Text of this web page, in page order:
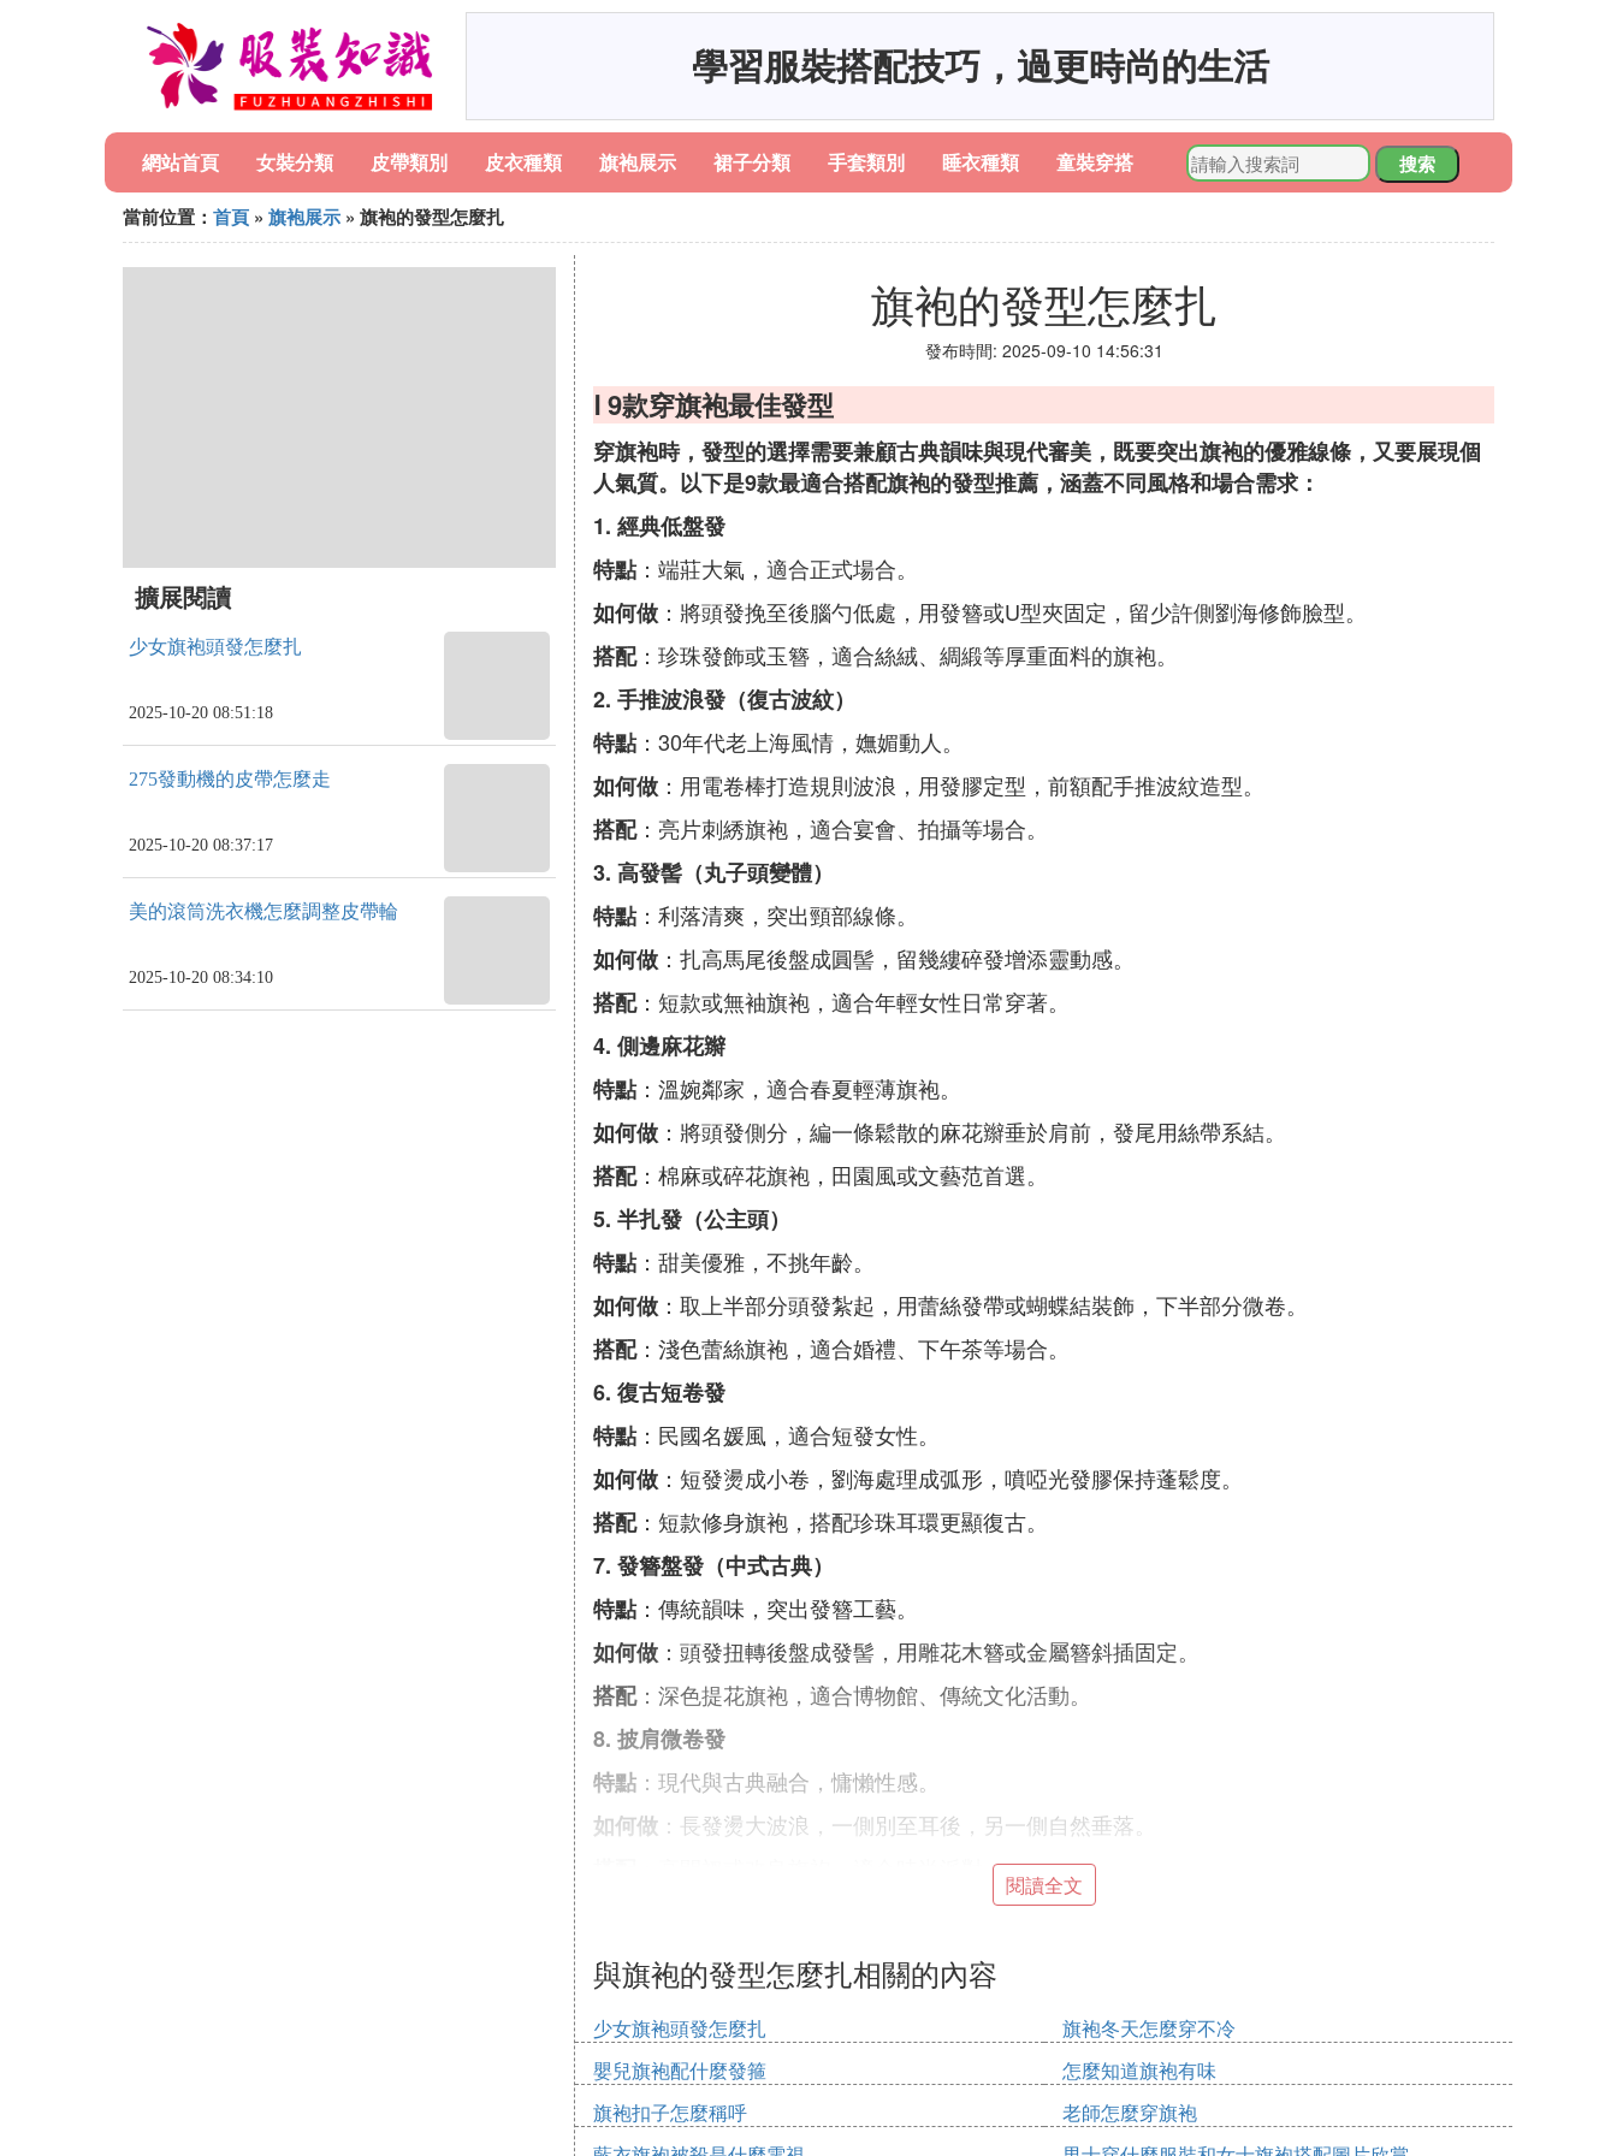
學習服裝搭配技巧，過更時尚的生活
網站首頁 女裝分類 皮帶類別 皮衣種類 旗袍展示 裙子分類 手套類別 睡衣種類 童裝穿搭
搜索
當前位置： 首頁 » 旗袍展示 » 旗袍的發型怎麼扎
擴展閱讀
少女旗袍頭發怎麼扎
2025-10-20 08:51:18
275發動機的皮帶怎麼走
2025-10-20 08:37:17
美的滾筒洗衣機怎麼調整皮帶輪
2025-10-20 08:34:10
旗袍的發型怎麼扎
發布時間: 2025-09-10 14:56:31
Ⅰ 9款穿旗袍最佳發型
穿旗袍時，發型的選擇需要兼顧古典韻味與現代審美，既要突出旗袍的優雅線條，又要展現個
人氣質。以下是9款最適合搭配旗袍的發型推薦，涵蓋不同風格和場合需求：
1. 經典低盤發
特點：端莊大氣，適合正式場合。
如何做 ：將頭發挽至後腦勺低處，用發簪或U型夾固定，留少許側劉海修飾臉型。
搭配：珍珠發飾或玉簪，適合絲絨、綢緞等厚重面料的旗袍。
2. 手推波浪發（復古波紋）
特點：30年代老上海風情，嫵媚動人。
如何做 ：用電卷棒打造規則波浪，用發膠定型，前額配手推波紋造型。
搭配：亮片刺綉旗袍，適合宴會、拍攝等場合。
3. 高發髻（丸子頭變體）
特點：利落清爽，突出頸部線條。
如何做 ：扎高馬尾後盤成圓髻，留幾縷碎發增添靈動感。
搭配：短款或無袖旗袍，適合年輕女性日常穿著。
4. 側邊麻花辮
特點：溫婉鄰家，適合春夏輕薄旗袍。
如何做 ：將頭發側分，編一條鬆散的麻花辮垂於肩前，發尾用絲帶系結。
搭配：棉麻或碎花旗袍，田園風或文藝范首選。
5. 半扎發（公主頭）
特點：甜美優雅，不挑年齡。
如何做 ：取上半部分頭發紮起，用蕾絲發帶或蝴蝶結裝飾，下半部分微卷。
搭配：淺色蕾絲旗袍，適合婚禮、下午茶等場合。
6. 復古短卷發
特點：民國名媛風，適合短發女性。
如何做 ：短發燙成小卷，劉海處理成弧形，噴啞光發膠保持蓬鬆度。
搭配：短款修身旗袍，搭配珍珠耳環更顯復古。
7. 發簪盤發（中式古典）
特點：傳統韻味，突出發簪工藝。
如何做 ：頭發扭轉後盤成發髻，用雕花木簪或金屬簪斜插固定。
搭配：深色提花旗袍，適合博物館、傳統文化活動。
8. 披肩微卷發
特點 ：現代與古典融合，慵懶性感。
如何做 ：長發燙大波浪，一側別至耳後，另一側自然垂落。
：高開衩或改良旗袍，適合時尚派對。
特點 ：俏皮靈動，減齡必備。
如何做：兩側頭頂扎小發髻，留齊劉海或空氣劉海。
搭配：淺色短款旗袍，適合校園活動或寫真拍攝。
Tips：根據臉型調整
圓臉：增加頭頂高度（如高發髻），避免貼頭皮發型。
閱讀全文
與旗袍的發型怎麼扎相關的內容
少女旗袍頭發怎麼扎
旗袍冬天怎麼穿不冷
嬰兒旗袍配什麼發箍
怎麼知道旗袍有味
旗袍扣子怎麼稱呼
老師怎麼穿旗袍